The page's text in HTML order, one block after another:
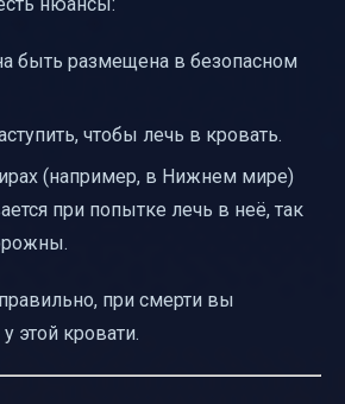
быть размещена в безопасном
чтобы лечь в кровать.
(например, в Нижнем мире)
при попытке лечь в неё, так
при смерти вы
этой кровати.